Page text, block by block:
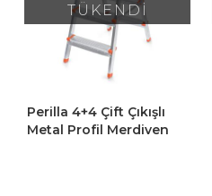
TÜKENDİ
Perilla 4+4 Çift Çıkışlı
Metal Profil Merdiven